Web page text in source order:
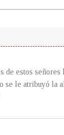
estos señores
le atribuyó la